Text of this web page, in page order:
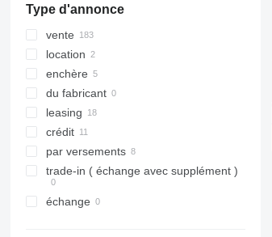
Type d'annonce
vente
location
enchère
du fabricant
leasing
crédit
par versements
trade-in ( échange avec supplément )
échange